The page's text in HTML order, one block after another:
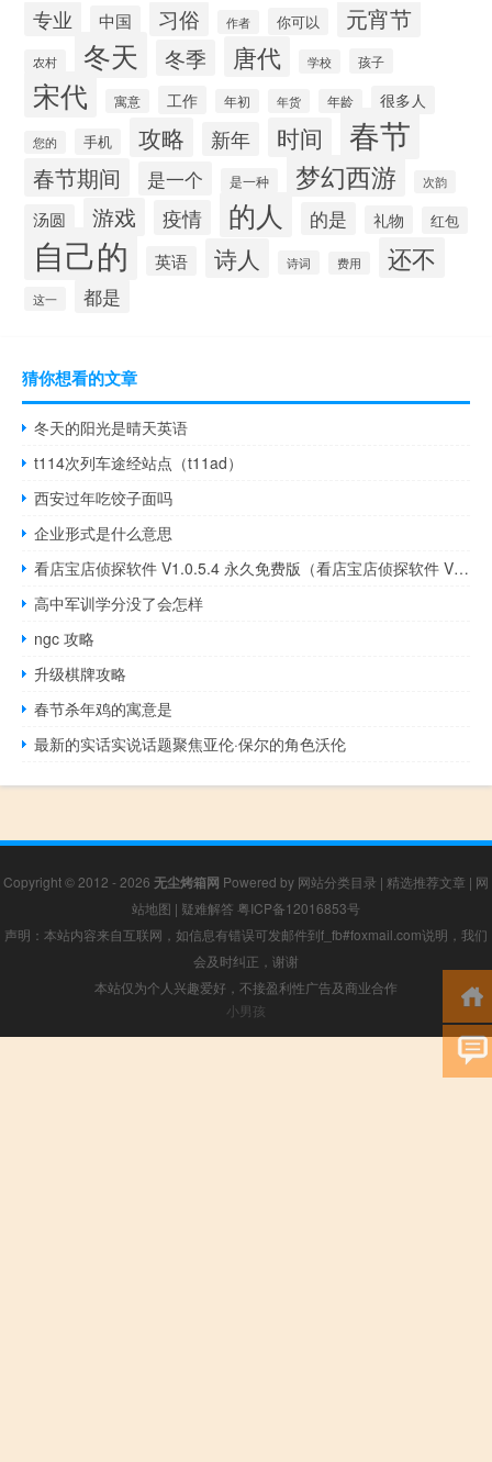
专业 中国 习俗 作者 你可以 元宵节
农村 冬天 冬季 唐代 学校 孩子
宋代 寓意 工作 年初 年货 年龄 很多人
您的 手机 攻略 新年 时间 春节
春节期间 是一个 是一种 梦幻西游 次韵
汤圆 游戏 疫情 的人 的是 礼物 红包
自己的 英语 诗人 诗词 费用 还不
这一 都是
猜你想看的文章
冬天的阳光是晴天英语
t114次列车途经站点（t11ad）
西安过年吃饺子面吗
企业形式是什么意思
看店宝店侦探软件 V1.0.5.4 永久免费版（看店宝店侦探软件 V1.0.5.4 永久免费版功能简介）
高中军训学分没了会怎样
ngc 攻略
升级棋牌攻略
春节杀年鸡的寓意是
最新的实话实说话题聚焦亚伦·保尔的角色沃伦
Copyright © 2012 - 2026 无尘烤箱网 Powered by 网站分类目录 | 精选推荐文章 | 网
站地图 | 疑难解答 粤ICP备12016853号
声明：本站内容来自互联网，如信息有错误可发邮件到f_fb#foxmail.com说明，我们
会及时纠正，谢谢
本站仅为个人兴趣爱好，不接盈利性广告及商业合作
小男孩